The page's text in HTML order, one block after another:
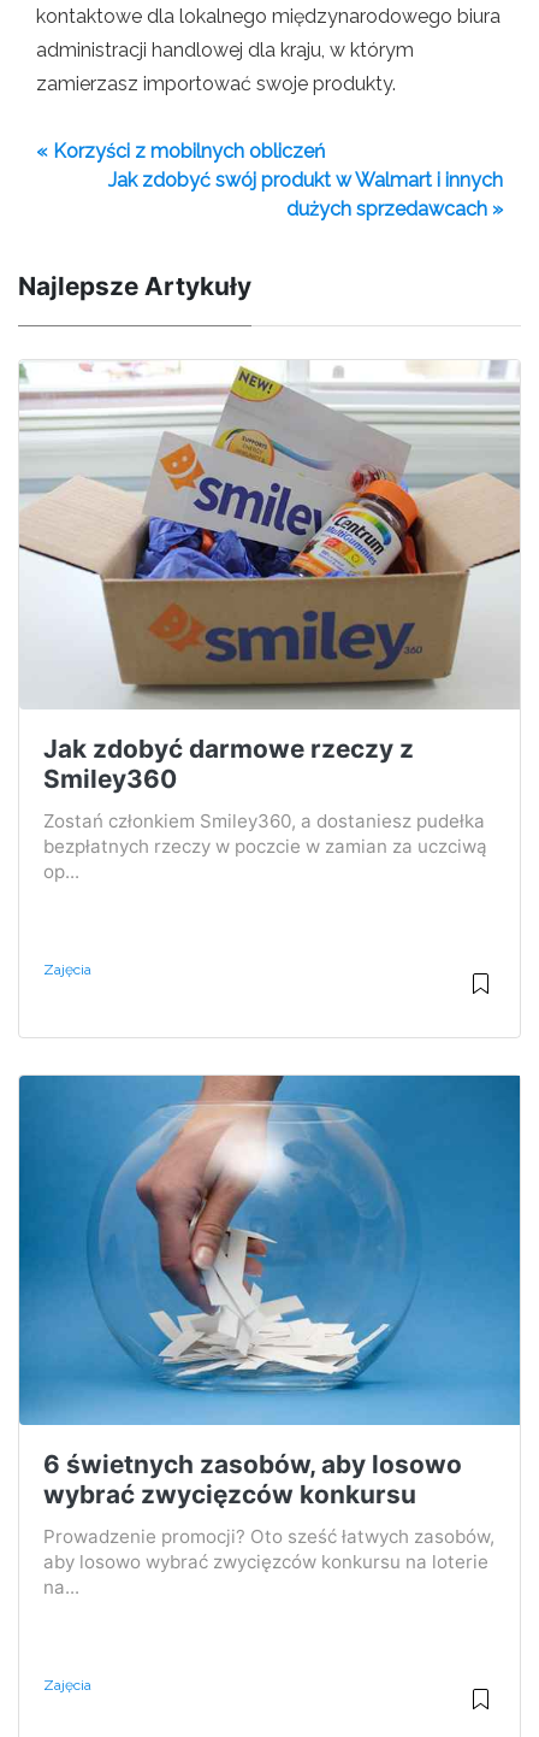
kontaktowe dla lokalnego międzynarodowego biura
administracji handlowej dla kraju, w którym
zamierzasz importować swoje produkty.
« Korzyści z mobilnych obliczeń
Jak zdobyć swój produkt w Walmart i innych
dużych sprzedawcach »
Najlepsze Artykuły
Jak zdobyć darmowe rzeczy z
Smiley360
Zostań członkiem Smiley360, a dostaniesz pudełka
bezpłatnych rzeczy w poczcie w zamian za uczciwą
op...
Zajęcia
6 świetnych zasobów, aby losowo
wybrać zwycięzców konkursu
Prowadzenie promocji? Oto sześć łatwych zasobów,
aby losowo wybrać zwycięzców konkursu na loterie
na...
Zajęcia